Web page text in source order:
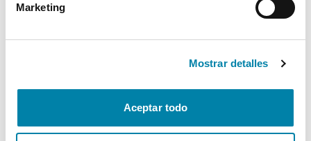
Marketing
Mostrar detalles
Aceptar todo
Confort